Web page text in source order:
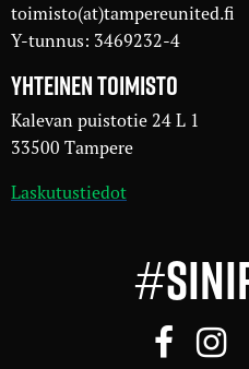
toimisto(at)tampereunited.fi
Y-tunnus: 3469232-4
YHTEINEN TOIMISTO
Kalevan puistotie 24 L 1
33500 Tampere
Laskutustiedot
#